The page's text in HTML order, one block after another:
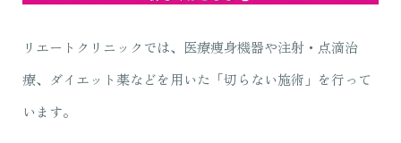
リエートクリニックでは、医療痩身機器や注射・点滴治
療、ダイエット薬などを用いた「切らない施術」を行って
います。